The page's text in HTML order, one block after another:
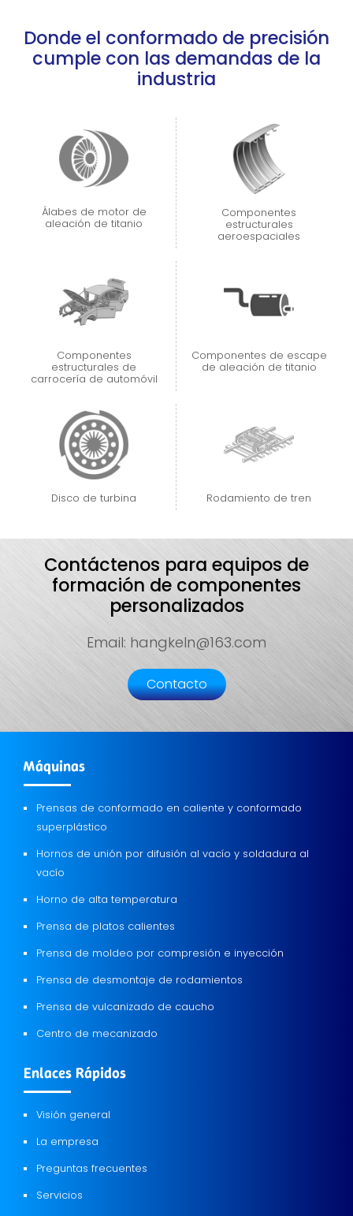
Donde el conformado de precisión
cumple con las demandas de la
industria
Álabes de motor de
aleación de titanio
Componentes
estructurales
aeroespaciales
Componentes
estructurales de
carrocería de automóvil
Componentes de escape
de aleación de titanio
Disco de turbina Rodamiento de tren
Contáctenos para equipos de
formación de componentes
personalizados
Email: hangkeln@163.com
Contacto
Máquinas
Prensas de conformado en caliente y conformado
superplástico
Hornos de unión por difusión al vacío y soldadura al
vacío
Horno de alta temperatura
Prensa de platos calientes
Prensa de moldeo por compresión e inyección
Prensa de desmontaje de rodamientos
Prensa de vulcanizado de caucho
Centro de mecanizado
Enlaces Rápidos
Visión general
La empresa
Preguntas frecuentes
Servicios